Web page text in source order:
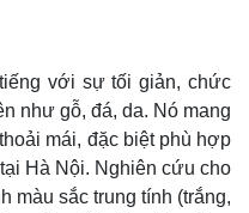
với sự tối giản, chức
như gỗ, đá, da. Nó mang
mái, đặc biệt phù hợp
Hà Nội. Nghiên cứu cho
màu sắc trung tính (trắng,